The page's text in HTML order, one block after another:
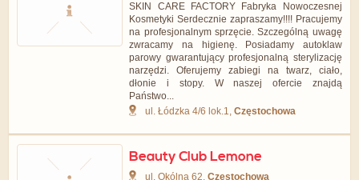
SKIN CARE FACTORY Fabryka Nowoczesnej
Kosmetyki Serdecznie zapraszamy!!!! Pracujemy
na profesjonalnym sprzęcie. Szczególną uwagę
zwracamy na higienę. Posiadamy autoklaw
parowy gwarantujący profesjonalną sterylizację
narzędzi. Oferujemy zabiegi na twarz, ciało,
dłonie i stopy. W naszej ofercie znajdą
Państwo...
ul. Łódzka 4/6 lok.1,Częstochowa
Beauty Club Lemone
ul. Okólna 62,Częstochowa